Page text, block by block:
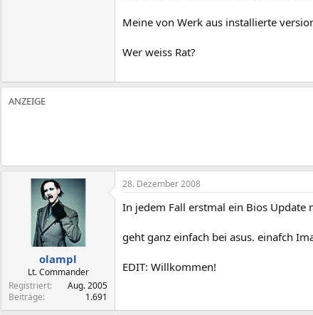
Meine von Werk aus installierte
Wer weiss Rat?
olampl
Lt. Commander
Registriert
Aug. 2005
Beiträge
1.691
28. Dezember 2008
In jedem Fall erstmal ein Bios Update
geht ganz einfach bei asus. einafch
EDIT: Willkommen!